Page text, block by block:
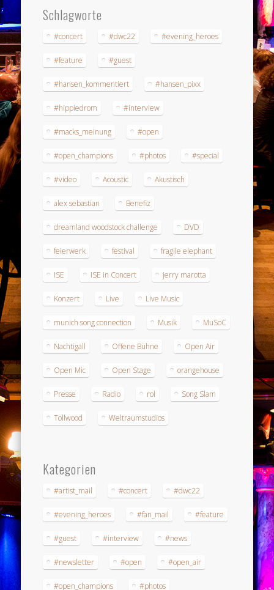
Schlagworte
#concert #dwc22 #evening_heroes
#feature #guest
#hansen_kommentiert #hansen_pixx
#hippiedrom #interview
#macks_meinung #open
#open_champions #photos #special
#video Acoustic Akustisch
alex sebastian Benefiz
dreamland woodstock challenge DVD
feierwerk festival fragile elephant
ISE ISE in Concert jerry marotta
Konzert Live Live Music
munich song connection Musik MuSoC
Nachtigall Offene Bühne Open Air
Open Mic Open Stage orangehouse
Presse Radio rol Song Slam
Tollwood Weltraumstudios
Kategorien
#artist_mail #concert #dwc22
#evening_heroes #fan_mail #feature
#guest #interview #news
#newsletter #open #open_air
#open_champions #photos